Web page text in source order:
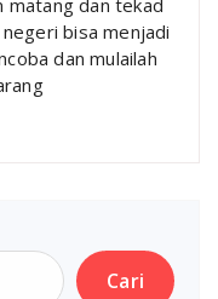
bisa menjadi
dan mulailah
Cari